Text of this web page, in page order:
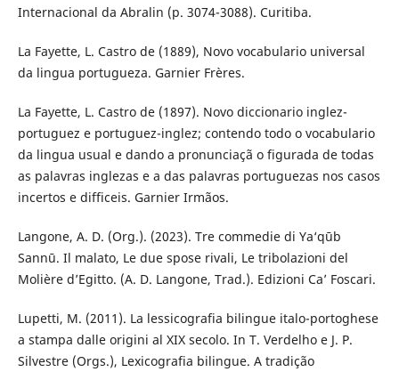
Internacional da Abralin (p. 3074-3088). Curitiba.
La Fayette, L. Castro de (1889), Novo vocabulario universal
da lingua portugueza. Garnier Frères.
La Fayette, L. Castro de (1897). Novo diccionario inglez-
portuguez e portuguez-inglez; contendo todo o vocabulario
da lingua usual e dando a pronunciaçã o figurada de todas
as palavras inglezas e a das palavras portuguezas nos casos
incertos e difficeis. Garnier Irmãos.
Langone, A. D. (Org.). (2023). Tre commedie di Ya‘qūb
Sannū. Il malato, Le due spose rivali, Le tribolazioni del
Molière d’Egitto. (A. D. Langone, Trad.). Edizioni Ca’ Foscari.
Lupetti, M. (2011). La lessicografia bilingue italo-portoghese
a stampa dalle origini al XIX secolo. In T. Verdelho e J. P.
Silvestre (Orgs.), Lexicografia bilingue. A tradição